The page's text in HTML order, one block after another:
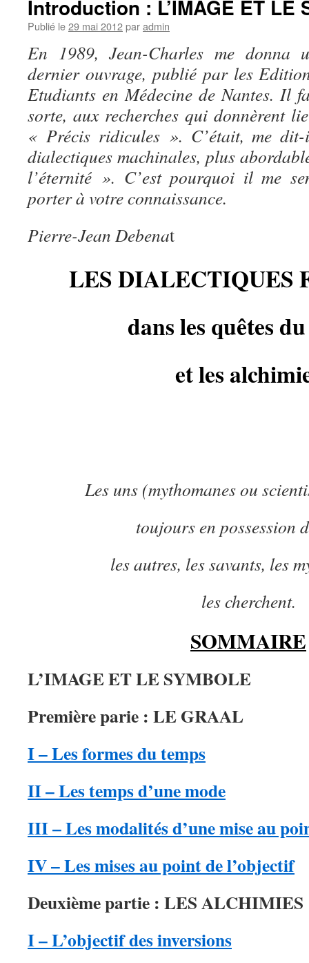
Introduction : L’IMAGE ET LE
Publié le29 mai 2012paradmin
En 1989, Jean-Charles me donna
dernier ouvrage, publié par les
Etudiants en Médecine de Nantes. Il
sorte, aux recherches qui donnèrent
« Précis ridicules ». C’était, me
dialectiques machinales, plus
l’éternité ». C’est pourquoi il me
porter à votre connaissance.
Pierre-Jean Debenat
LES DIALECTIQUES
dans les quêtes
et les
Les uns (mythomanes ou
toujours en possession
les autres, les savants, les
les cherchent.
SOMMAIRE
L’IMAGE ET LE SYMBOLE
Première parie : LE GRAAL
I – Les formes du temps
II – Les temps d’une mode
III – Les modalités d’une mise au
IV – Les mises au point de l’objectif
Deuxième partie : LES ALCHIMIES
I – L’objectif des inversions